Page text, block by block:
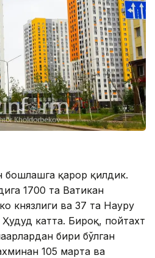
бошлашга қарор қилдик.
1700 та Ватикан
князлиги ва 37 та Науру
катта. Бироқ, пойтахт
бири бўлган
105 марта ва